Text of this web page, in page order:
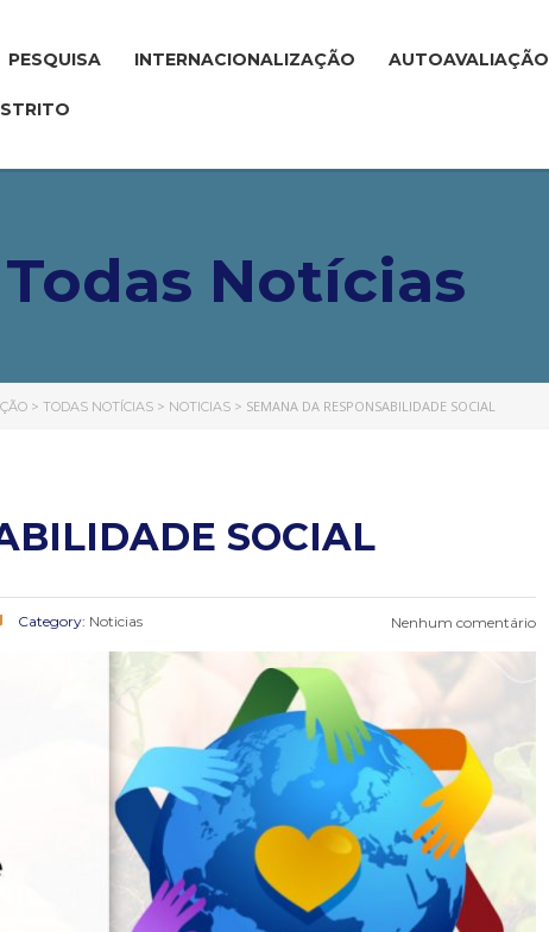
PESQUISA INTERNACIONALIZAÇÃO AUTOAVALIAÇÃO
Todas Notícias
> TODAS NOTÍCIAS > NOTICIAS > SEMANA DA RESPONSABILIDADE SOCIAL
SOCIAL
Category: Noticias Nenhum comentário